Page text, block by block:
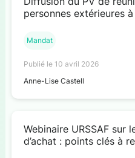
personnes extérieures à
Mandat
Publié le 10 avril 2026
Anne-Lise Castell
Webinaire URSSAF sur
d’achat : points clés à